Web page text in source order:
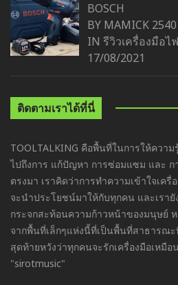
BOSCH
BY MAMICK 2540
IN รีวิวเครื่องมือไ
17/08/2021
ติดตามเราได้ที่นี่
TOOLTALKING คือพื้นที่ในการให้ความ
ไปถึงการ แก้ปัญหา การซ่อมแซม และ ก
ตรงมา เราคิดว่าการทำความเข้าใจเค
จะนำประโยชน์มาให้กับทุกคน และเรายั
กระจกสะท้อนความก้าวหน้าของมนุษย์
จากพื้นที่เล็กๆแห่งนี้ที่เป็นพื้นที่สาธารณ
สุดท้ายหวังว่าทุกคนจะรักเครื่องมือเหมื
"sirotmusic"